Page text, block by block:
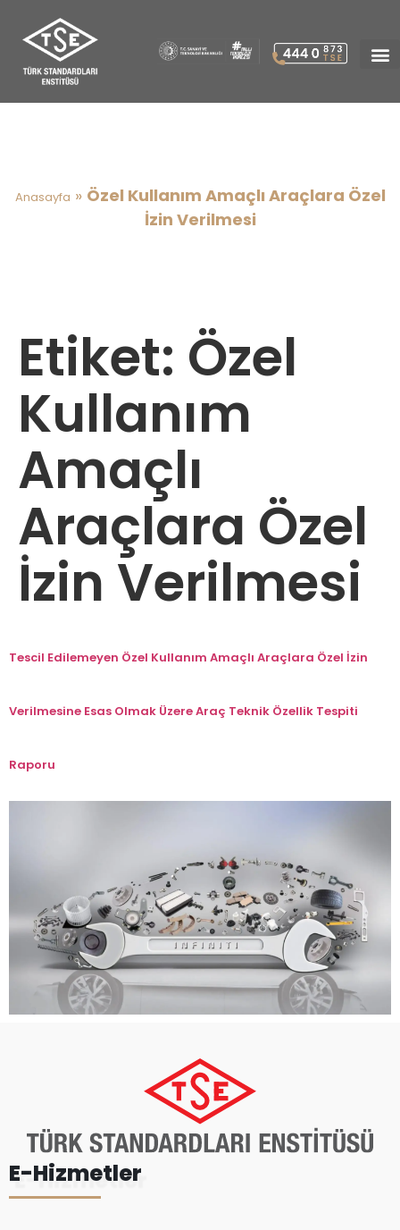
Anasayfa » Özel Kullanım Amaçlı Araçlara Özel
İzin Verilmesi
Etiket: Özel
Kullanım
Amaçlı
Araçlara Özel
İzin Verilmesi
Tescil Edilemeyen Özel Kullanım Amaçlı Araçlara Özel İzin
Verilmesine Esas Olmak Üzere Araç Teknik Özellik Tespiti
Raporu
E-Hizmetler